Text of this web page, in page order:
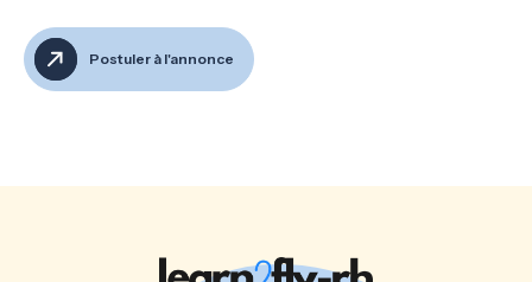
Postuler à l'annonce